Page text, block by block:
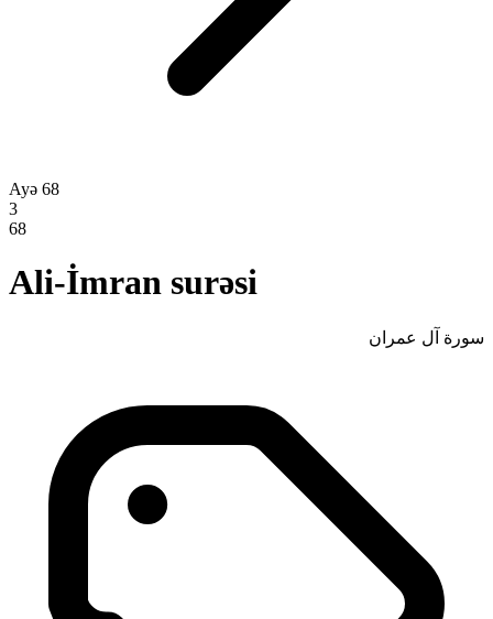
Ayə 68
3
68
Ali-İmran surəsi
سورة آل عمران